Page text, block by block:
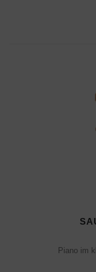
Piano im